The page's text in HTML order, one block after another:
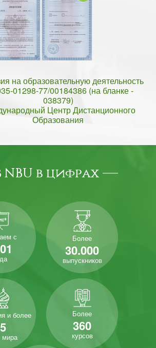
на образовательную деятельность
01298-77/00184386 (на бланке -
038379)
Центр Дистанционного
Образования
NBU в цифрах
с Более
30.000
выпускников
и более
мира
Более
360
курсов